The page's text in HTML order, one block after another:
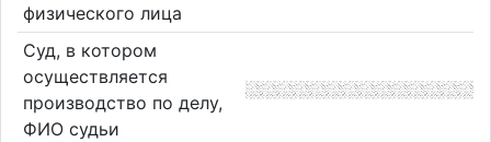
физического лица
Суд, в котором
осуществляется
производство по делу,
ФИО судьи